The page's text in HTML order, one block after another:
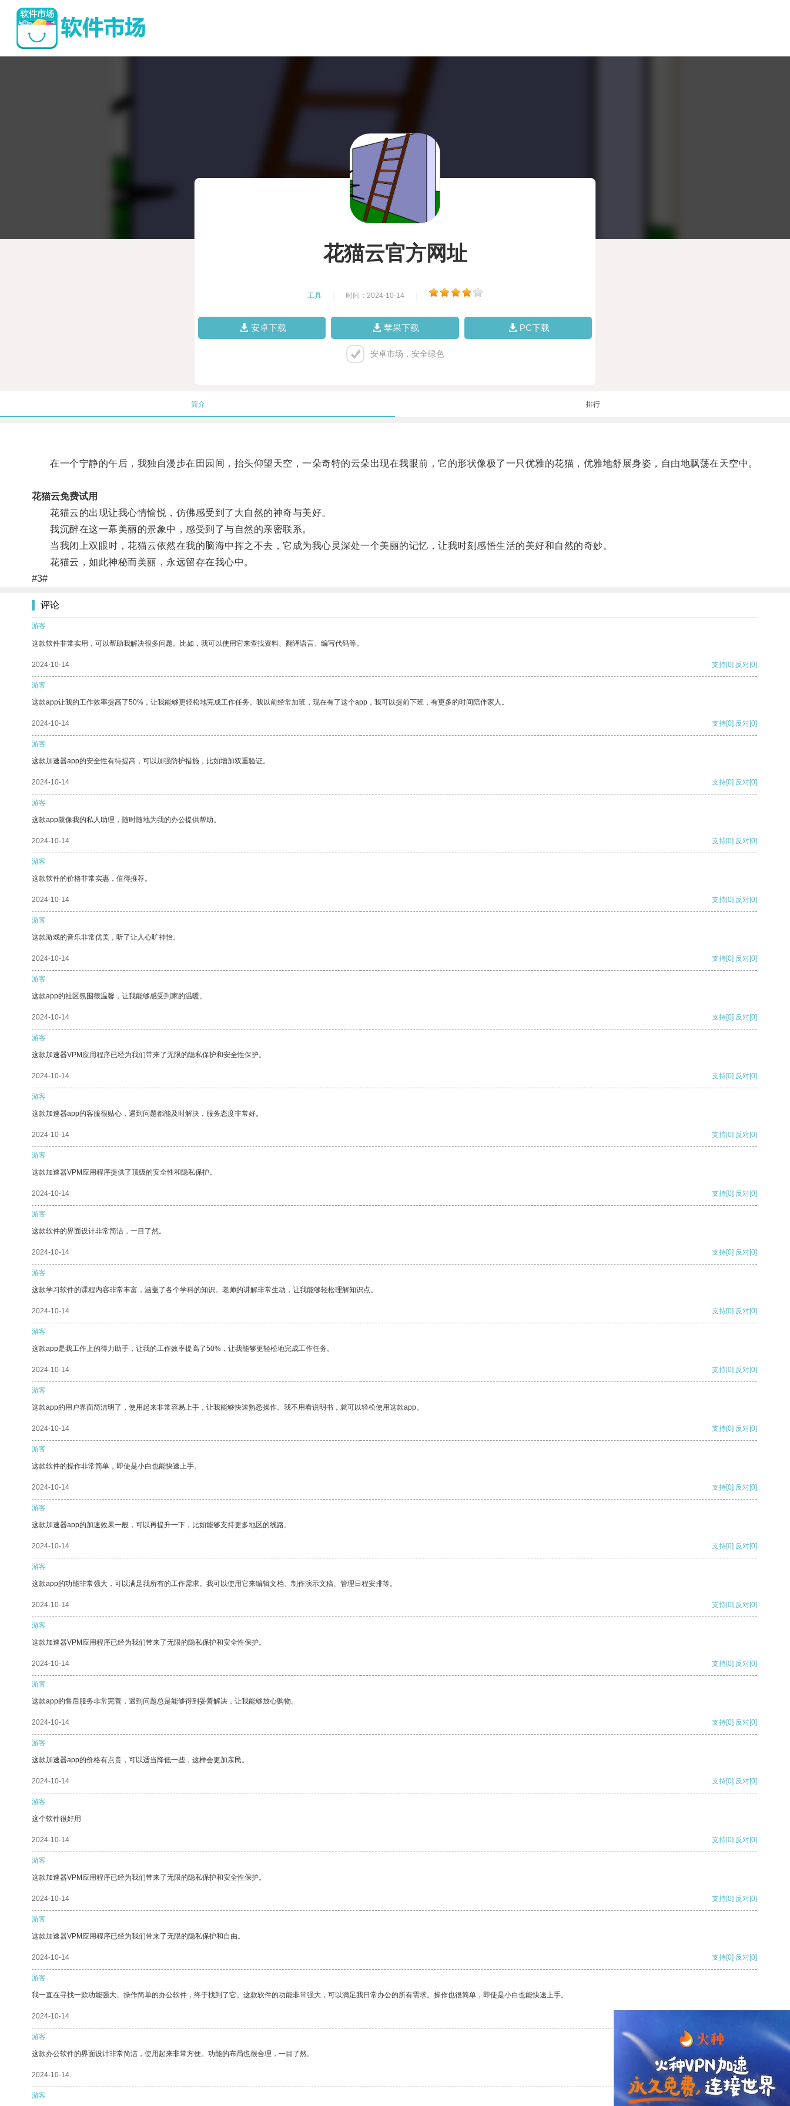
花猫云官方网址
工具 时间：2024-10-14
安卓下载 苹果下载 PC下载
安卓市场，安全绿色
简介 排行
在一个宁静的午后，我独自漫步在田园间，抬头仰望天空，一朵奇特的云朵出现在我眼前，它的形状像极了一只优雅的花猫，优雅地舒展身姿，自由地飘荡在天空中。
花猫云免费试用
花猫云的出现让我心情愉悦，仿佛感受到了大自然的神奇与美好。
我沉醉在这一幕美丽的景象中，感受到了与自然的亲密联系。
当我闭上双眼时，花猫云依然在我的脑海中挥之不去，它成为我心灵深处一个美丽的记忆，让我时刻感悟生活的美好和自然的奇妙。
花猫云，如此神秘而美丽，永远留存在我心中。
#3#
评论
游客
这款软件非常实用，可以帮助我解决很多问题。比如，我可以使用它来查找资料、翻译语言、编写代码等。
2024-10-14 支持[0] 反对[0]
游客
这款app让我的工作效率提高了50%，让我能够更轻松地完成工作任务。我以前经常加班，现在有了这个app，我可以提前下班，有更多的时间陪伴家人。
2024-10-14 支持[0] 反对[0]
游客
这款加速器app的安全性有待提高，可以加强防护措施，比如增加双重验证。
2024-10-14 支持[0] 反对[0]
游客
这款app就像我的私人助理，随时随地为我的办公提供帮助。
2024-10-14 支持[0] 反对[0]
游客
这款软件的价格非常实惠，值得推荐。
2024-10-14 支持[0] 反对[0]
游客
这款游戏的音乐非常优美，听了让人心旷神怡。
2024-10-14 支持[0] 反对[0]
游客
这款app的社区氛围很温馨，让我能够感受到家的温暖。
2024-10-14 支持[0] 反对[0]
游客
这款加速器VPM应用程序已经为我们带来了无限的隐私保护和安全性保护。
2024-10-14 支持[0] 反对[0]
游客
这款加速器app的客服很贴心，遇到问题都能及时解决，服务态度非常好。
2024-10-14 支持[0] 反对[0]
游客
这款加速器VPM应用程序提供了顶级的安全性和隐私保护。
2024-10-14 支持[0] 反对[0]
游客
这款软件的界面设计非常简洁，一目了然。
2024-10-14 支持[0] 反对[0]
游客
这款学习软件的课程内容非常丰富，涵盖了各个学科的知识。老师的讲解非常生动，让我能够轻松理解知识点。
2024-10-14 支持[0] 反对[0]
游客
这款app是我工作上的得力助手，让我的工作效率提高了50%，让我能够更轻松地完成工作任务。
2024-10-14 支持[0] 反对[0]
游客
这款app的用户界面简洁明了，使用起来非常容易上手，让我能够快速熟悉操作。我不用看说明书，就可以轻松使用这款app。
2024-10-14 支持[0] 反对[0]
游客
这款软件的操作非常简单，即使是小白也能快速上手。
2024-10-14 支持[0] 反对[0]
游客
这款加速器app的加速效果一般，可以再提升一下，比如能够支持更多地区的线路。
2024-10-14 支持[0] 反对[0]
游客
这款app的功能非常强大，可以满足我所有的工作需求。我可以使用它来编辑文档、制作演示文稿、管理日程安排等。
2024-10-14 支持[0] 反对[0]
游客
这款加速器VPM应用程序已经为我们带来了无限的隐私保护和安全性保护。
2024-10-14 支持[0] 反对[0]
游客
这款app的售后服务非常完善，遇到问题总是能够得到妥善解决，让我能够放心购物。
2024-10-14 支持[0] 反对[0]
游客
这款加速器app的价格有点贵，可以适当降低一些，这样会更加亲民。
2024-10-14 支持[0] 反对[0]
游客
这个软件很好用
2024-10-14 支持[0] 反对[0]
游客
这款加速器VPM应用程序已经为我们带来了无限的隐私保护和安全性保护。
2024-10-14 支持[0] 反对[0]
游客
这款加速器VPM应用程序已经为我们带来了无限的隐私保护和自由。
2024-10-14 支持[0] 反对[0]
游客
我一直在寻找一款功能强大、操作简单的办公软件，终于找到了它。这款软件的功能非常强大，可以满足我日常办公的所有需求。操作也很简单，即使是小白也能快速上手。
2024-10-14
游客
这款办公软件的界面设计非常简洁，使用起来非常方便。功能的布局也很合理，一目了然。
2024-10-14 支持 [0] 反对 [0]
游客